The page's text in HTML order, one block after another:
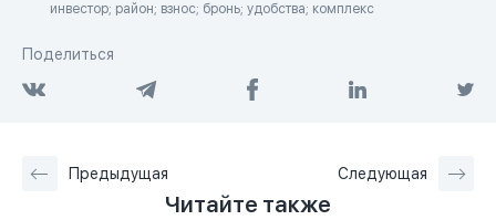
инвестор; район; взнос; бронь; удобства; комплекс
Поделиться
Предыдущая Следующая
Читайте также